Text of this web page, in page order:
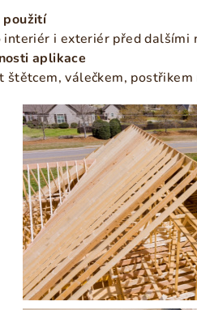
použití
interiér i exteriér před dalšími
aplikace
štětcem, válečkem,